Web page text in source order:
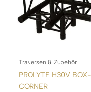
Traversen & Zubehör
PROLYTE H30V BOX-
CORNER